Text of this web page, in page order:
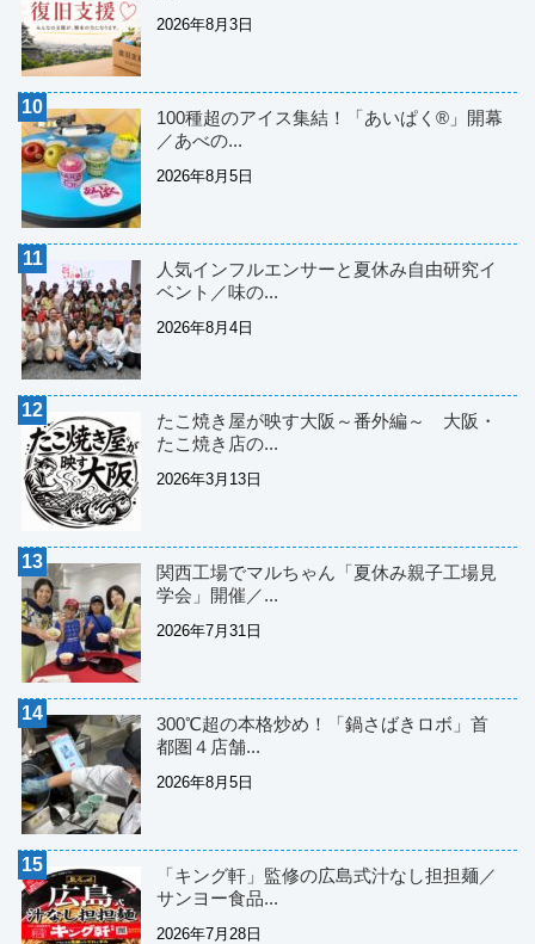
2026年8月3日
100種超のアイス集結！「あいぱく®」開幕
／あべの...
2026年8月5日
人気インフルエンサーと夏休み自由研究イ
ベント／味の...
2026年8月4日
たこ焼き屋が映す大阪～番外編～ 大阪・
たこ焼き店の...
2026年3月13日
関西工場でマルちゃん「夏休み親子工場見
学会」開催／...
2026年7月31日
300℃超の本格炒め！「鍋さばきロボ」首
都圏４店舗...
2026年8月5日
「キング軒」監修の広島式汁なし担担麺／
サンヨー食品...
2026年7月28日